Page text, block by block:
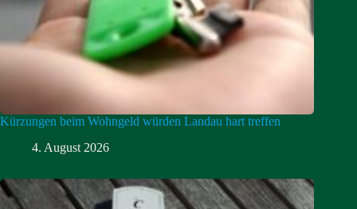
Kürzungen beim Wohngeld würden Landau hart treffen
4. August 2026